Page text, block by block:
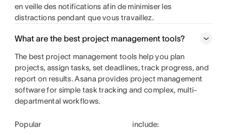
en veille des notifications afin de minimiser les
distractions pendant que vous travaillez.
What are the best project management tools?
The best project management tools help you plan
projects, assign tasks, set deadlines, track progress, and
report on results. Asana provides project management
software for simple task tracking and complex, multi-
departmental workflows.
Popular include: